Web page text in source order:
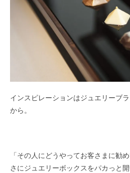
インスピレーションはジュエリーブ
から。
「その人にどうやってお客さまに勧
さにジュエリーボックスをパカっと